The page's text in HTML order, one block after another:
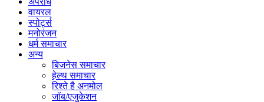
वायरल
स्पोर्ट्स
मनोरंजन
धर्म समाचार
अन्य
बिजनेस समाचार
हेल्थ समाचार
रिश्ते है अनमोल
जॉब/एजुकेशन